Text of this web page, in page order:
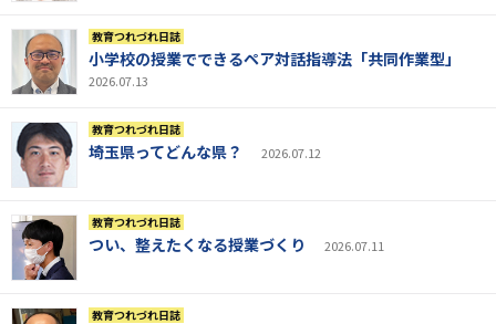
教育つれづれ日誌
小学校の授業でできるペア対話指導法「共同作業型」
2026.07.13
教育つれづれ日誌
埼玉県ってどんな県？ 2026.07.12
教育つれづれ日誌
つい、整えたくなる授業づくり 2026.07.11
教育つれづれ日誌